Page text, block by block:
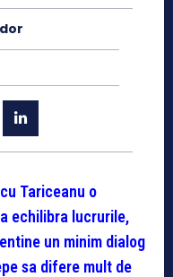
Tariceanu o
echilibra lucrurile,
un minim dialog
sa difere mult de